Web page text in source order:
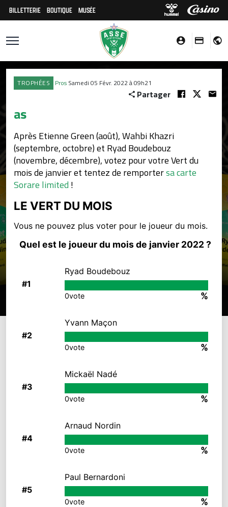
BILLETTERIE BOUTIQUE MUSÉE
TROPHÉES Pros Samedi 05 Févr. 2022 à 09h21
Partager
as
Après Etienne Green (août), Wahbi Khazri
(septembre, octobre) et Ryad Boudebouz
(novembre, décembre), votez pour votre Vert du
mois de janvier et tentez de remportersa carte
Sorare limited !